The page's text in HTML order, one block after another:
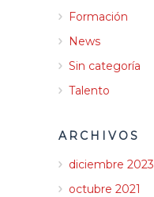
Formación
News
Sin categoría
Talento
ARCHIVOS
diciembre 2023
octubre 2021